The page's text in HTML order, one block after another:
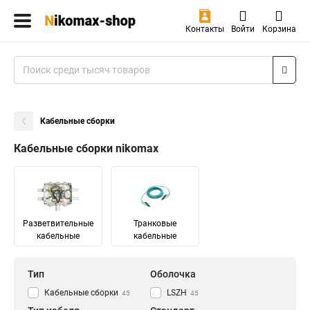
Контакты Войти Корзина
Кабельные сборки
Кабельные сборки nikomax
Разветвительные
кабельные
Транковые
кабельные
Тип
Кабельные сборки 45
Оболочка
LSZH 45